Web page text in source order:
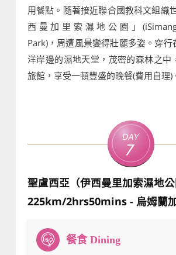
用餐點。隨著接近聯合國教科文組織
西曼加里索濕地公園」
Park)，周遭風景變得壯麗多姿。穿行
洋岸邊的濕地天堂，茂密的森林之中
旅館，享受一頓豐盛的晚餐(費用自理)
Day
7
聖盧西亞（伊西曼里加索濕地
225km/2hrs50mins - 烏姆蘭